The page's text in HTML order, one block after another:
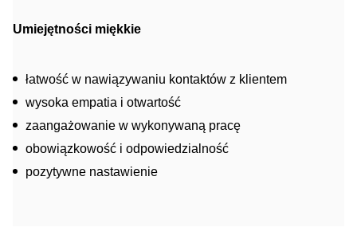
Umiejętności miękkie
łatwość w nawiązywaniu kontaktów z klientem
wysoka empatia i otwartość
zaangażowanie w wykonywaną pracę
obowiązkowość i odpowiedzialność
pozytywne nastawienie